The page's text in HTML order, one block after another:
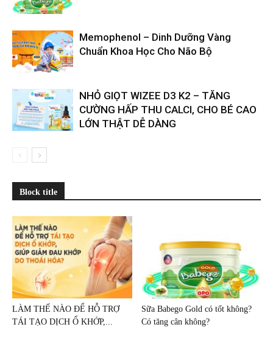
Memophenol – Dinh Dưỡng Vàng
Chuẩn Khoa Học Cho Não Bộ
NHỎ GIỌT WIZEE D3 K2 – TĂNG
CƯỜNG HẤP THU CALCI, CHO BÉ CAO
LỚN THẬT DỄ DÀNG
Block title
LÀM THẾ NÀO ĐỂ HỖ TRỢ
TÁI TẠO DỊCH Ổ KHỚP,...
Sữa Babego Gold có tốt không?
Có tăng cân không?